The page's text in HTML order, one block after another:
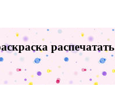
распечатать